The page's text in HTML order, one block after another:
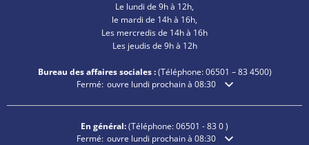
Le lundi de 9h à 12h,
le mardi de 14h à 16h,
Les mercredis de 14h à 16h
Les jeudis de 9h à 12h
Bureau des affaires sociales :(Téléphone:06501 – 834500)
Cliquez pour masquer les heures d'ouverture ou de
Fermé: ouvre lundi prochain à 08:30
En général:(Téléphone:06501 - 83 0)
Cliquez pour masquer les heures d'ouverture ou de
Fermé: ouvre lundi prochain à 08:30